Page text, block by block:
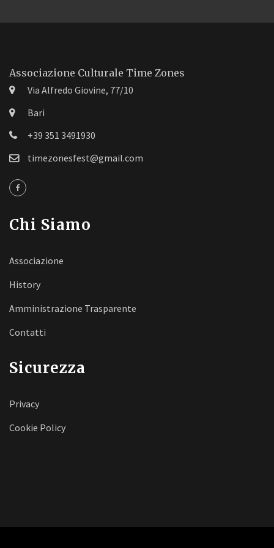
Associazione Culturale Time Zones
Via Alfredo Giovine, 77/10
Bari
+39 351 3491930
timezonesfest@gmail.com
Chi Siamo
Associazione
History
Amministrazione Trasparente
Contatti
Sicurezza
Privacy
Cookie Policy